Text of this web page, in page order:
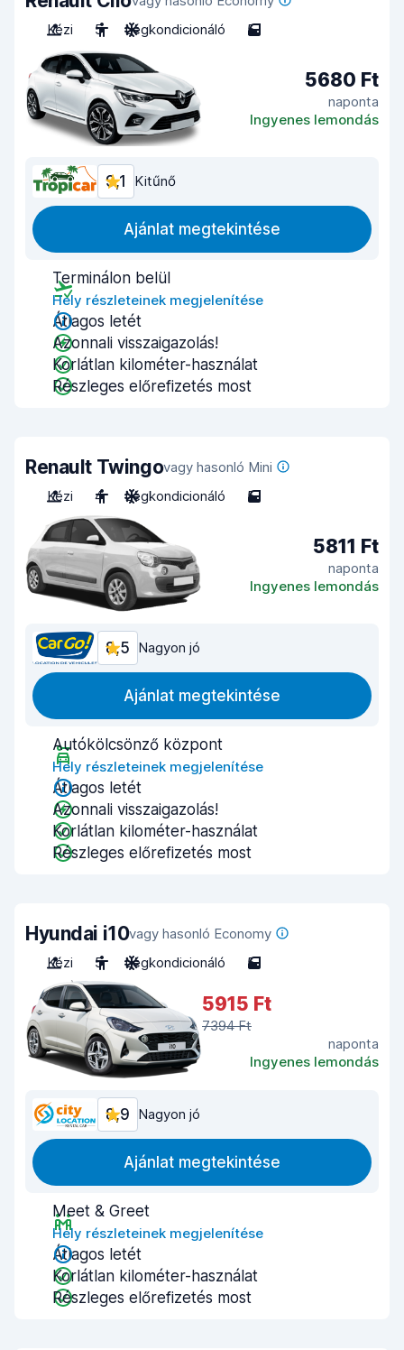
Kézi
5 Légkondicionáló 5
5680 Ft
naponta
Ingyenes lemondás
9,1 Kitűnő
Ajánlat megtekintése
Terminálon belül
Hely részleteinek megjelenítése
Átlagos letét
Azonnali visszaigazolás!
Korlátlan kilométer-használat
Részleges előrefizetés most
Renault Twingovagy hasonló Mini
Kézi
4 Légkondicionáló 5
5811 Ft
naponta
Ingyenes lemondás
8,5 Nagyon jó
Ajánlat megtekintése
Autókölcsönző központ
Hely részleteinek megjelenítése
Átlagos letét
Azonnali visszaigazolás!
Korlátlan kilométer-használat
Részleges előrefizetés most
Hyundai i10vagy hasonló Economy
Kézi
5 Légkondicionáló 5
5915 Ft
7394 Ft
naponta
Ingyenes lemondás
8,9 Nagyon jó
Ajánlat megtekintése
Meet & Greet
Hely részleteinek megjelenítése
Átlagos letét
Korlátlan kilométer-használat
Részleges előrefizetés most